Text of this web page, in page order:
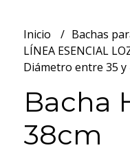
Inicio
Bachas
LÍNEA ESENCIAL
Diámetro entre 35 y
Bacha
38cm